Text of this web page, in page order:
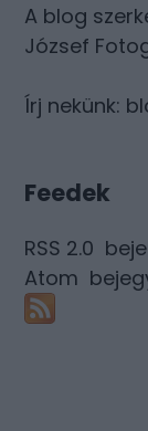
A blog
József
Írj nekünk:
Feedek
RSS 2.0
Atom